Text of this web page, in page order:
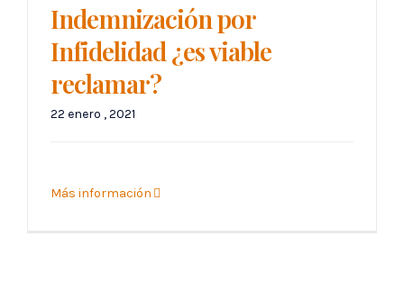
Indemnización por
Infidelidad ¿es viable
reclamar?
22 enero , 2021
Más información